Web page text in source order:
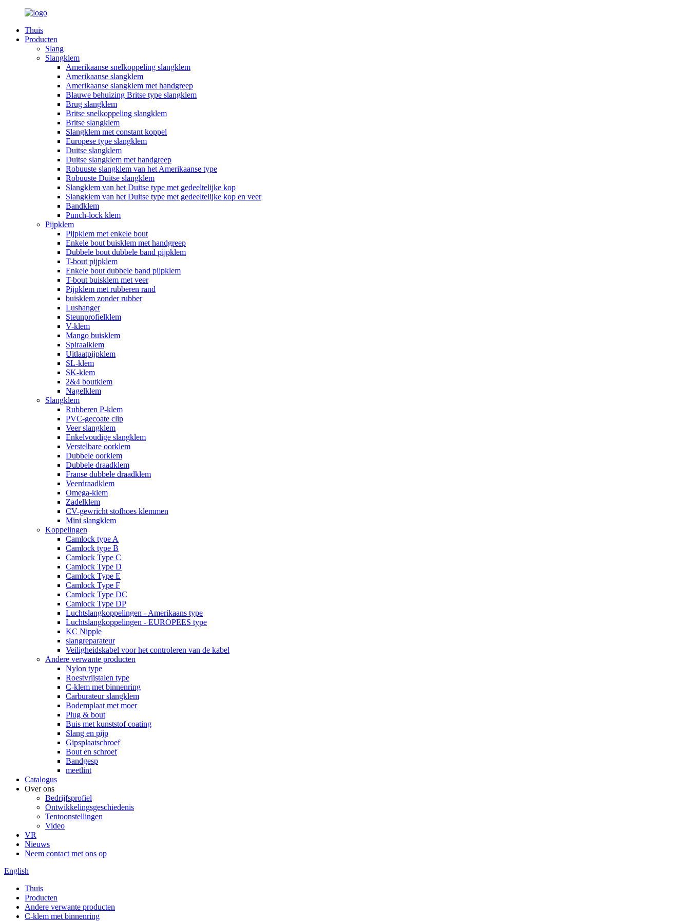
Thuis
Producten
Slang
Slangklem
Amerikaanse snelkoppeling slangklem
Amerikaanse slangklem
Amerikaanse slangklem met handgreep
Blauwe behuizing Britse type slangklem
Brug slangklem
Britse snelkoppeling slangklem
Britse slangklem
Slangklem met constant koppel
Europese type slangklem
Duitse slangklem
Duitse slangklem met handgreep
Robuuste slangklem van het Amerikaanse type
Robuuste Duitse slangklem
Slangklem van het Duitse type met gedeeltelijke kop
Slangklem van het Duitse type met gedeeltelijke kop en veer
Bandklem
Punch-lock klem
Pijpklem
Pijpklem met enkele bout
Enkele bout buisklem met handgreep
Dubbele bout dubbele band pijpklem
T-bout pijpklem
Enkele bout dubbele band pijpklem
T-bout buisklem met veer
Pijpklem met rubberen rand
buisklem zonder rubber
Lushanger
Steunprofielklem
V-klem
Mango buisklem
Spiraalklem
Uitlaatpijpklem
SL-klem
SK-klem
2&4 boutklem
Nagelklem
Slangklem
Rubberen P-klem
PVC-gecoate clip
Veer slangklem
Enkelvoudige slangklem
Verstelbare oorklem
Dubbele oorklem
Dubbele draadklem
Franse dubbele draadklem
Veerdraadklem
Omega-klem
Zadelklem
CV-gewricht stofhoes klemmen
Mini slangklem
Koppelingen
Camlock type A
Camlock type B
Camlock Type C
Camlock Type D
Camlock Type E
Camlock Type F
Camlock Type DC
Camlock Type DP
Luchtslangkoppelingen - Amerikaans type
Luchtslangkoppelingen - EUROPEES type
KC Nipple
slangreparateur
Veiligheidskabel voor het controleren van de kabel
Andere verwante producten
Nylon type
Roestvrijstalen type
C-klem met binnenring
Carburateur slangklem
Bodemplaat met moer
Plug & bout
Buis met kunststof coating
Slang en pijp
Gipsplaatschroef
Bout en schroef
Bandgesp
meetlint
Catalogus
Over ons
Bedrijfsprofiel
Ontwikkelingsgeschiedenis
Tentoonstellingen
Video
VR
Nieuws
Neem contact met ons op
English
Thuis
Producten
Andere verwante producten
C-klem met binnenring